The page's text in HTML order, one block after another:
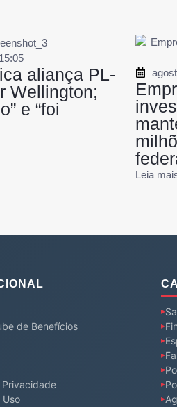
15:05
aliança PL-
Wellington;
e “foi
Leia
de Benefícios
Uso